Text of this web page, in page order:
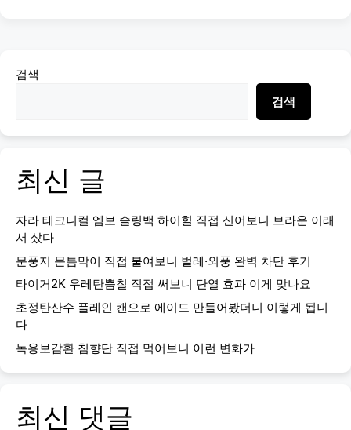
검색
검색
최신 글
자라 테크니컬 엠보 슬링백 하이힐 직접 신어보니 브라운 이래
서 샀다
문풍지 문틈막이 직접 붙여보니 벌레·외풍 완벽 차단 후기
타이거2K 우레탄뿜칠 직접 써보니 단열 효과 이게 맞나요
초정탄산수 플레인 캔으로 에이드 만들어봤더니 이렇게 됩니
다
녹용보감환 침향단 직접 먹어보니 이런 변화가
최신 댓글